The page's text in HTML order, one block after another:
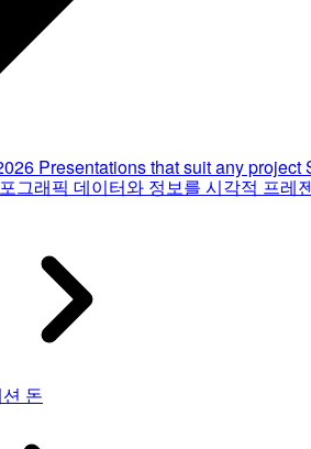
Presentations that suit any project
그래픽 데이터와 정보를 시각적 프레
돈